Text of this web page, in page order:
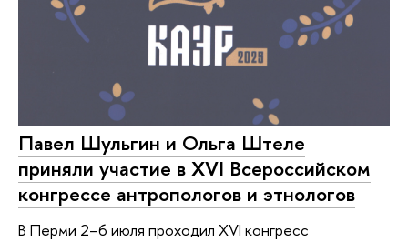
Павел Шульгин и Ольга Штеле
приняли участие в XVI Всероссийском
конгрессе антропологов и этнологов
В Перми 2–6 июля проходил XVI конгресс